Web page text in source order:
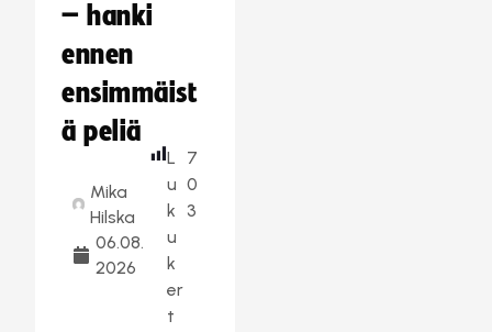
– hanki
ennen
ensimmäist
ä peliä
Mika
Hilska
06.08.
2026
L
u
k
u
k
er
t
7
0
3